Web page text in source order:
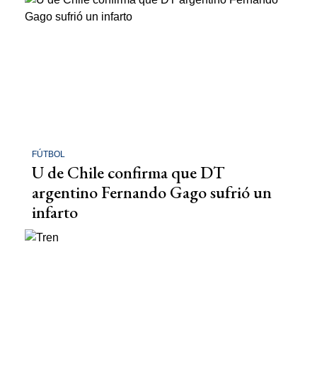
FÚTBOL
U de Chile confirma que DT
argentino Fernando Gago sufrió un
infarto